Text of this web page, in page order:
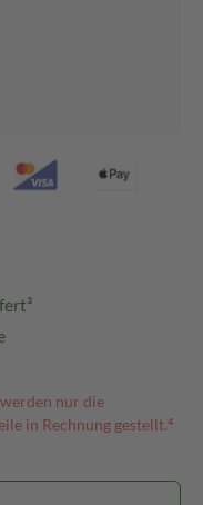
nur die
in Rechnung gestellt.⁴